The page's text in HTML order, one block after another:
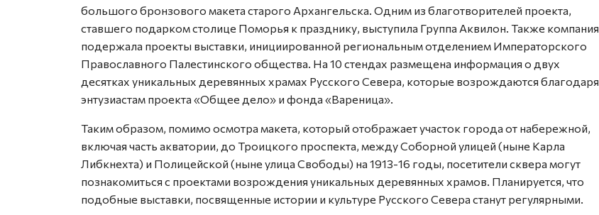
большого бронзового макета старого Архангельска. Одним из благотворителей проекта,
ставшего подарком столице Поморья к празднику, выступила Группа Аквилон. Также компания
подержала проекты выставки, инициированной региональным отделением Императорского
Православного Палестинского общества. На 10 стендах размещена информация о двух
десятках уникальных деревянных храмах Русского Севера, которые возрождаются благодаря
энтузиастам проекта «Общее дело» и фонда «Вареница».
Таким образом, помимо осмотра макета, который отображает участок города от набережной,
включая часть акватории, до Троицкого проспекта, между Соборной улицей (ныне Карла
Либкнехта) и Полицейской (ныне улица Свободы) на 1913-16 годы, посетители сквера могут
познакомиться с проектами возрождения уникальных деревянных храмов. Планируется, что
подобные выставки, посвященные истории и культуре Русского Севера станут регулярными.